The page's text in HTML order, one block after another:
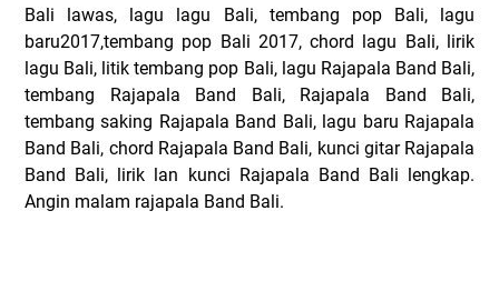
Bali lawas, lagu lagu Bali, tembang pop Bali, lagu
baru2017,tembang pop Bali 2017, chord lagu Bali, lirik
lagu Bali, litik tembang pop Bali, lagu Rajapala Band Bali,
tembang Rajapala Band Bali, Rajapala Band Bali,
tembang saking Rajapala Band Bali, lagu baru Rajapala
Band Bali, chord Rajapala Band Bali, kunci gitar Rajapala
Band Bali, lirik lan kunci Rajapala Band Bali lengkap.
Angin malam rajapala Band Bali.